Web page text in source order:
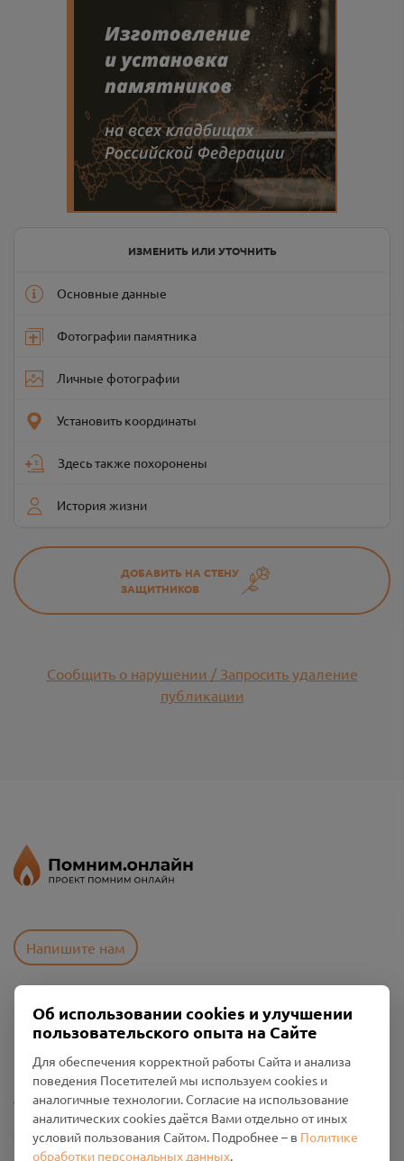
ИЗМЕНИТЬ ИЛИ УТОЧНИТЬ
Основные данные
Фотографии памятника
Личные фотографии
Установить координаты
Здесь также похоронены
История жизни
ДОБАВИТЬ НА СТЕНУ
ЗАЩИТНИКОВ
Сообщить о нарушении / Запросить удаление
публикации
Напишите нам
Пользовательское соглашение
Политика конфиденциальности
Промо-материалы
Настройки cookies
Общество с ограниченной ответственностью «Смоленский
Проект Помним»
Об использовании cookies и улучшении
пользовательского опыта на Сайте
Для обеспечения корректной работы Сайта и анализа
поведения Посетителей мы используем cookies и
аналогичные технологии. Согласие на использование
аналитических cookies даётся Вами отдельно от иных
условий пользования Сайтом. Подробнее – в Политике
обработки персональных данных.